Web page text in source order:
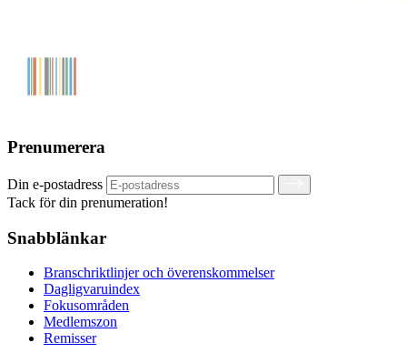
Prenumerera
Din e-postadress
Tack för din prenumeration!
Snabblänkar
Branschriktlinjer och överenskommelser
Dagligvaruindex
Fokusområden
Medlemszon
Remisser